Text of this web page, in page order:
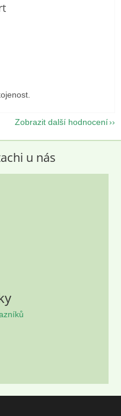
5 z 5 hvězdiček.
5 z 5 hvězdiček.
Zobrazit další hodnocení
u nás